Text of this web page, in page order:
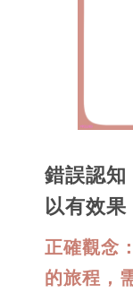
錯誤認知
以有效果
正確觀念
的旅程，